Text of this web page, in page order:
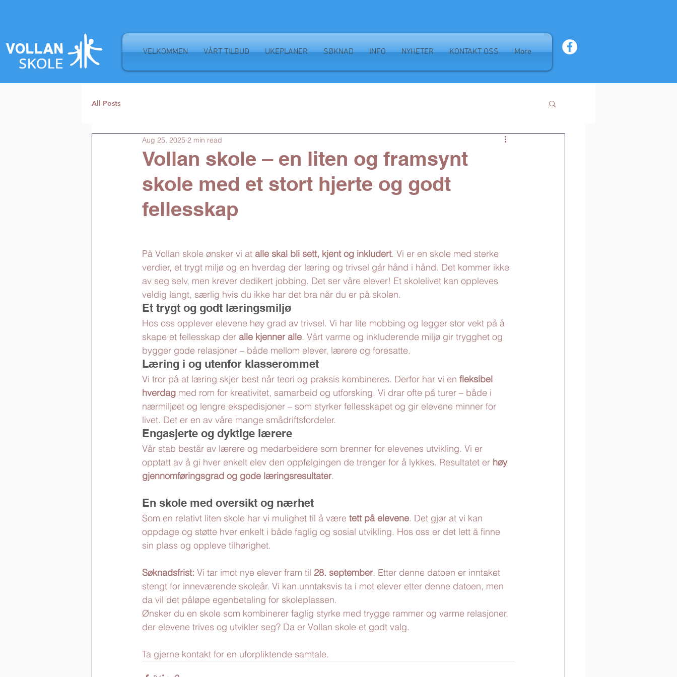
VELKOMMEN VÅRT TILBUD UKEPLANER SØKNAD INFO NYHETER KONTAKT OSS More
All Posts
Vollan skole – en liten og framsynt
skole med et stort hjerte og godt
fellesskap
Aug 25, 2025 2 min read
På Vollan skole ønsker vi at alle skal bli sett, kjent og inkludert. Vi er en skole med sterke
verdier, et trygt miljø og en hverdag der læring og trivsel går hånd i hånd. Det kommer ikke
av seg selv, men krever dedikert jobbing. Det ser våre elever! Et skolelivet kan oppleves
veldig langt, særlig hvis du ikke har det bra når du er på skolen.
Et trygt og godt læringsmiljø
Hos oss opplever elevene høy grad av trivsel. Vi har lite mobbing og legger stor vekt på å
skape et fellesskap der alle kjenner alle. Vårt varme og inkluderende miljø gir trygghet og
bygger gode relasjoner – både mellom elever, lærere og foresatte.
Læring i og utenfor klasserommet
Vi tror på at læring skjer best når teori og praksis kombineres. Derfor har vi en fleksibel
hverdag med rom for kreativitet, samarbeid og utforsking. Vi drar ofte på turer – både i
nærmiljøet og lengre ekspedisjoner – som styrker fellesskapet og gir elevene minner for
livet. Det er en av våre mange smådriftsfordeler.
Engasjerte og dyktige lærere
Vår stab består av lærere og medarbeidere som brenner for elevenes utvikling. Vi er
opptatt av å gi hver enkelt elev den oppfølgingen de trenger for å lykkes. Resultatet er høy
gjennomføringsgrad og gode læringsresultater.
En skole med oversikt og nærhet
Som en relativt liten skole har vi mulighet til å være tett på elevene. Det gjør at vi kan
oppdage og støtte hver enkelt i både faglig og sosial utvikling. Hos oss er det lett å finne
sin plass og oppleve tilhørighet.
Søknadsfrist: Vi tar imot nye elever fram til 28. september. Etter denne datoen er inntaket
stengt for inneværende skoleår. Vi kan unntaksvis ta i mot elever etter denne datoen, men
da vil det påløpe egenbetaling for skoleplassen.
Ønsker du en skole som kombinerer faglig styrke med trygge rammer og varme relasjoner,
der elevene trives og utvikler seg? Da er Vollan skole et godt valg.
Ta gjerne kontakt for en uforpliktende samtale.